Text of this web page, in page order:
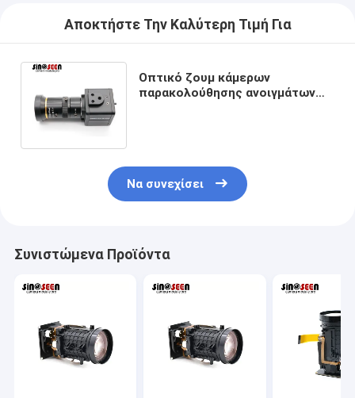
Αποκτήστε Την Καλύτερη Τιμή Για
Οπτικό ζουμ κάμερων
παρακολούθησης ανοιγμάτων
Να συνεχίσει
Συνιστώμενα Προϊόντα